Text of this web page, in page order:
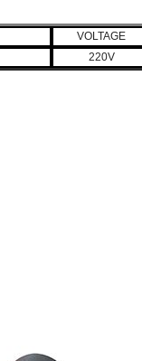
VOLTAGE
220V